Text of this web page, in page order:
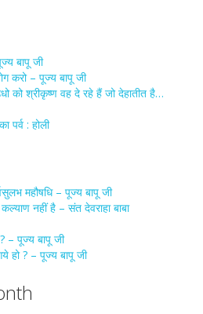
बापू जी
करो – पूज्य बापू जी
को श्रीकृष्ण वह दे रहे हैं जो देहातीत है…
पर्व : होली
महौषधि – पूज्य बापू जी
नहीं है – संत देवराहा बाबा
– पूज्य बापू जी
हो ? – पूज्य बापू जी